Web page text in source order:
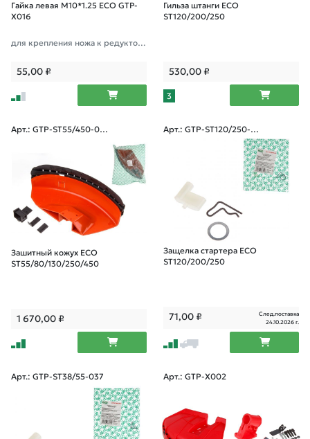
Гайка левая M10*1.25 ECO GTP-
X016
для крепления ножа к редуктор
55,00₽
Гильза штанги ECO
ST120/200/250
530,00₽
3
Арт.: GTP-ST55/450-03
Зашитный кожух ECO
ST55/80/130/250/450
1 670,00₽
Арт.: GTP-ST120/250-0
Защелка стартера ECO
ST120/200/250
71,00₽
След.поставка
24.10.2026 г.
Арт.: GTP-ST38/55-037 Арт.: GTP-X002